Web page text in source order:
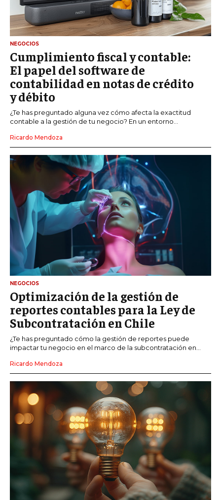
NEGOCIOS
Cumplimiento fiscal y contable:
El papel del software de
contabilidad en notas de crédito
y débito
¿Te has preguntado alguna vez cómo afecta la exactitud
contable a la gestión de tu negocio? En un entorno...
Ricardo Mendoza
NEGOCIOS
Optimización de la gestión de
reportes contables para la Ley de
Subcontratación en Chile
¿Te has preguntado cómo la gestión de reportes puede
impactar tu negocio en el marco de la subcontratación en...
Ricardo Mendoza